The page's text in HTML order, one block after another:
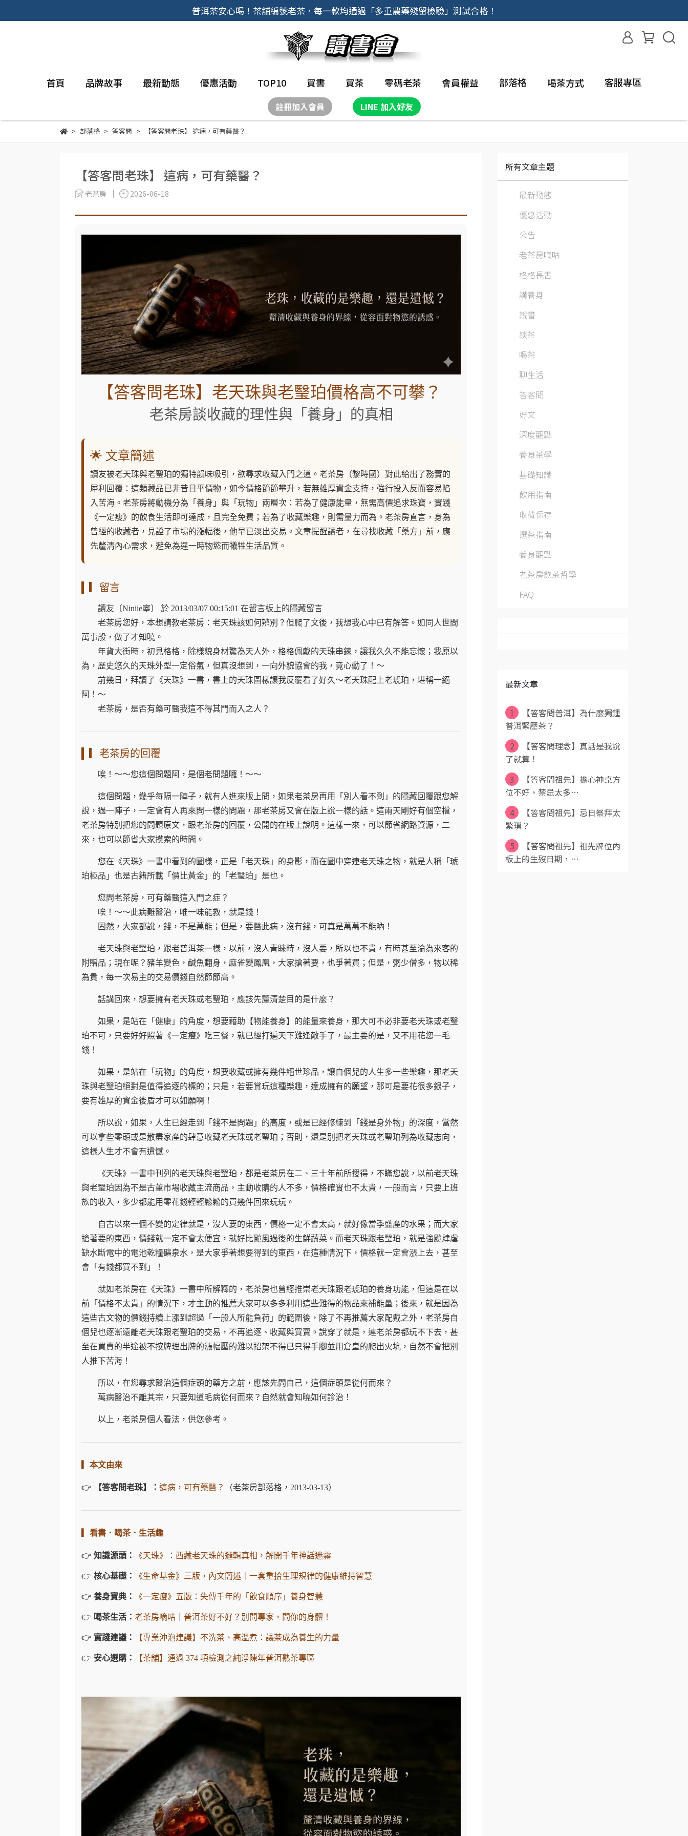
普洱茶安心喝！茶舖編號老茶，每一款均通過「多重農藥殘留檢驗」測試合格！
首頁 品牌故事 最新動態 優惠活動 TOP10 買書 買茶 零碼老茶 會員權益 部落格 喝茶方式 客服專區
註冊加入會員 LINE 加入好友
部落格 答客問 【答客問老珠】 這病，可有藥醫？
【答客問老珠】 這病，可有藥醫？
老茶房 2026-06-18
【答客問老珠】老天珠與老瑿珀價格高不可攀？
老茶房談收藏的理性與「養身」的真相
🌟 文章簡述
讀友被老天珠與老瑿珀的獨特韻味吸引，欲尋求收藏入門之道。老茶房（黎時國）對此給出了務實的
犀利回覆：這類藏品已非昔日平價物，如今價格節節攀升，若無雄厚資金支持，強行投入反而容易陷
入苦海。老茶房將動機分為「養身」與「玩物」兩層次：若為了健康能量，無需高價追求珠寶，實踐
《一定瘦》的飲食生活即可達成，且完全免費；若為了收藏樂趣，則需量力而為。老茶房直言，身為
曾經的收藏者，見證了市場的漲幅後，他早已淡出交易。文章提醒讀者，在尋找收藏「藥方」前，應
先釐清內心需求，避免為逞一時物慾而犧牲生活品質。
▎留言
讀友〔Niniie寧〕 於 2013/03/07 00:15:01 在留言板上的隱藏留言
老茶房您好，本想請教老茶房：老天珠該如何辨別？但爬了文後，我想我心中已有解答。如同人世間
萬事般，做了才知曉。
年貨大街時，初見格格，除樣貌身材驚為天人外，格格佩戴的天珠串鍊，讓我久久不能忘懷；我原以
為，歷史悠久的天珠外型一定俗氣，但真沒想到，一向外貌協會的我，竟心動了！～
前幾日，拜讀了《天珠》一書，書上的天珠圖樣讓我反覆看了好久〜老天珠配上老琥珀，堪稱一絕
阿！～
老茶房，是否有藥可醫我這不得其門而入之人？
▎老茶房的回覆
唉！～～您這個問題阿，是個老問題囉！～～
這個問題，幾乎每隔一陣子，就有人進來版上問，如果老茶房再用「別人看不到」的隱藏回覆跟您解
說，過一陣子，一定會有人再來問一樣的問題，那老茶房又會在版上說一樣的話。這兩天剛好有個空檔，
老茶房特別把您的問題原文，跟老茶房的回覆，公開的在版上說明。這樣一來，可以節省網路資源，二
來，也可以節省大家摸索的時間。
您在《天珠》一書中看到的圖樣，正是「老天珠」的身影，而在圖中穿連老天珠之物，就是人稱「琥
珀極品」也是古籍所載「價比黃金」的「老瑿珀」是也。
您問老茶房，可有藥醫這入門之症？
唉！～～此病難醫治，唯一味能救，就是錢！
固然，大家都說，錢，不是萬能；但是，要醫此病，沒有錢，可真是萬萬不能吶！
老天珠與老瑿珀，跟老普洱茶一樣，以前，沒人青睞時，沒人要，所以也不貴，有時甚至淪為來客的
附贈品；現在呢？豬羊變色，鹹魚翻身，麻雀變鳳凰，大家搶著要，也爭著買；但是，粥少僧多，物以稀
為貴，每一次易主的交易價錢自然節節高。
話講回來，想要擁有老天珠或老瑿珀，應該先釐清楚目的是什麼？
如果，是站在「健康」的角度，想要藉助【物能養身】的能量來養身，那大可不必非要老天珠或老瑿
珀不可，只要好好照著《一定瘦》吃三餐，就已經打遍天下難逢敵手了，最主要的是，又不用花您一毛
錢！
如果，是站在「玩物」的角度，想要收藏或擁有幾件絕世珍品，讓自個兒的人生多一些樂趣，那老天
珠與老瑿珀絕對是值得追逐的標的；只是，若要賞玩這種樂趣，達成擁有的願望，那可是要花很多銀子，
要有雄厚的資金後盾才可以如願啊！
所以說，如果，人生已經走到「錢不是問題」的高度，或是已經修練到「錢是身外物」的深度，當然
可以拿些零頭或是散盡家產的肆意收藏老天珠或老瑿珀；否則，還是別把老天珠或老瑿珀列為收藏志向，
這樣人生才不會有遺憾。
《天珠》一書中刊列的老天珠與老瑿珀，都是老茶房在二、三十年前所搜得，不瞞您說，以前老天珠
與老瑿珀因為不是古董市場收藏主流商品，主動收購的人不多，價格確實也不太貴，一般而言，只要上班
族的收入，多少都能用零花錢輕輕鬆鬆的買幾件回來玩玩。
自古以來一個不變的定律就是，沒人要的東西，價格一定不會太高，就好像當季盛產的水果；而大家
搶著要的東西，價錢就一定不會太便宜，就好比颱風過後的生鮮蔬菜。而老天珠跟老瑿珀，就是強颱肆虐
缺水斷電中的電池乾糧礦泉水，是大家爭著想要得到的東西，在這種情況下，價格就一定會漲上去，甚至
會「有錢都買不到」！
就如老茶房在《天珠》一書中所解釋的，老茶房也曾經推崇老天珠跟老琥珀的養身功能，但這是在以
前「價格不太貴」的情況下，才主動的推薦大家可以多多利用這些難得的物品來補能量；後來，就是因為
這些古文物的價錢持續上漲到超過「一般人所能負荷」的範圍後，除了不再推薦大家配戴之外，老茶房自
個兒也逐漸遠離老天珠跟老瑿珀的交易，不再追逐、收藏與買賣。說穿了就是，連老茶房都玩不下去，甚
至在買賣的半途被不按牌理出牌的漲幅壓的難以招架不得已只得手腳並用倉皇的爬出火坑，自然不會把別
人推下苦海！
所以，在您尋求醫治這個症頭的藥方之前，應該先問自己，這個症頭是從何而來？
萬病醫治不離其宗，只要知道毛病從何而來？自然就會知曉如何診治！
以上，老茶房個人看法，供您參考。
▎本文由來
👉 【答客問老珠】： 這病，可有藥醫？ （老茶房部落格，2013-03-13）
▎看書．喝茶．生活趣
👉 知識源頭： 《天珠》：西藏老天珠的邏輯真相，解開千年神話迷霧
👉 核心基礎： 《生命基金》三版，內文簡述｜一套重拾生理規律的健康維持智慧
👉 養身寶典： 《一定瘦》五版：失傳千年的「飲食順序」養身智慧
👉 喝茶生活： 老茶房嘀咕｜普洱茶好不好？別問專家，問你的身體！
👉 實踐建議： 【專業沖泡建議】不洗茶、高溫煮：讓茶成為養生的力量
👉 安心選購： 【茶舖】通過 374 項檢測之純淨陳年普洱熟茶專區
所有文章主題
最新動態
優惠活動
公告
老茶房嘀咕
格格長舌
講養身
說書
談茶
喝茶
聊生活
答客問
好文
深度觀點
養身茶學
基礎知識
飲用指南
收藏保存
選茶指南
養身觀點
老茶房飲茶哲學
FAQ
最新文章
1
【答客問普洱】為什麼獨鍾
普洱緊壓茶？
2
【答客問理念】真話是我說
了就算！
3
【答客問祖先】擔心神桌方
位不好、禁忌太多⋯
4
【答客問祖先】忌日祭拜太
繁瑣？
5
【答客問祖先】祖先牌位內
板上的生歿日期，⋯